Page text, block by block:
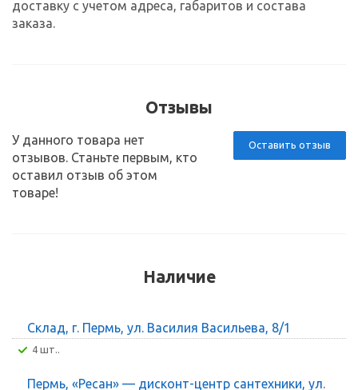
доставку с учетом адреса, габаритов и состава
заказа.
Отзывы
Оставить отзыв
У данного товара нет
отзывов. Станьте первым, кто
оставил отзыв об этом
товаре!
Наличие
Склад, г. Пермь, ул. Василия Васильева, 8/1
4 шт..
Пермь, «Ресан» — дисконт-центр сантехники, ул.